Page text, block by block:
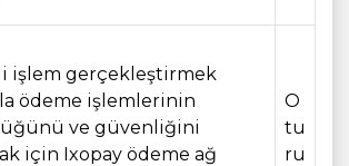
işlem gerçekleştirmek
ödeme işlemlerinin
ve güvenliğini
için Ixopay ödeme ağ
O
tu
ru